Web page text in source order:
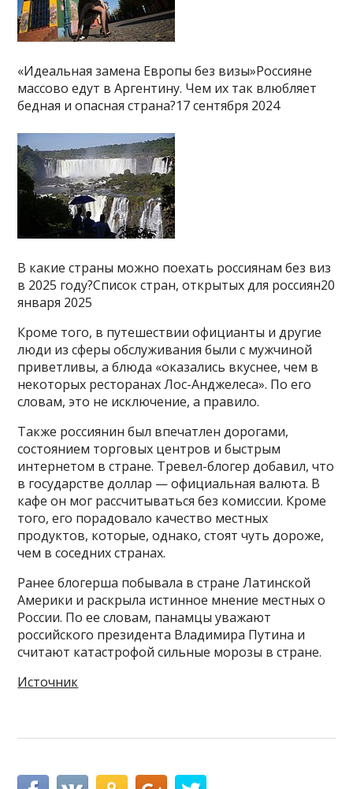
«Идеальная замена Европы без визы»Россияне
массово едут в Аргентину. Чем их так влюбляет
бедная и опасная страна?17 сентября 2024
В какие страны можно поехать россиянам без виз
в 2025 году?Список стран, открытых для россиян20
января 2025
Кроме того, в путешествии официанты и другие
люди из сферы обслуживания были с мужчиной
приветливы, а блюда «оказались вкуснее, чем в
некоторых ресторанах Лос-Анджелеса». По его
словам, это не исключение, а правило.
Также россиянин был впечатлен дорогами,
состоянием торговых центров и быстрым
интернетом в стране. Тревел-блогер добавил, что
в государстве доллар — официальная валюта. В
кафе он мог рассчитываться без комиссии. Кроме
того, его порадовало качество местных
продуктов, которые, однако, стоят чуть дороже,
чем в соседних странах.
Ранее блогерша побывала в стране Латинской
Америки и раскрыла истинное мнение местных о
России. По ее словам, панамцы уважают
российского президента Владимира Путина и
считают катастрофой сильные морозы в стране.
Источник